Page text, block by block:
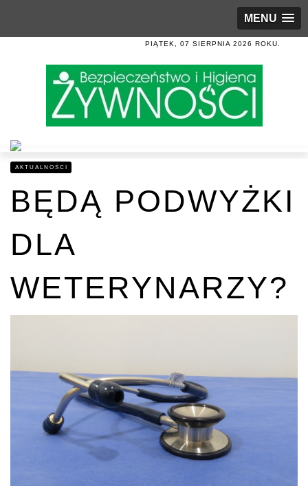
MENU
PIĄTEK, 07 SIERPNIA 2026 ROKU.
AKTUALNOŚCI
BĘDĄ PODWYŻKI
DLA
WETERYNARZY?